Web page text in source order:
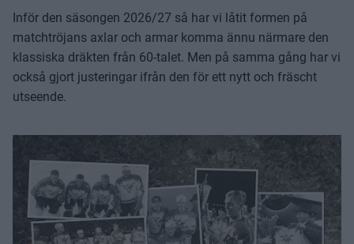
Inför den säsongen 2026/27 så har vi låtit formen på
matchtröjans axlar och armar komma ännu närmare den
klassiska dräkten från 60-talet. Men på samma gång har vi
också gjort justeringar ifrån den för ett nytt och fräscht
utseende.